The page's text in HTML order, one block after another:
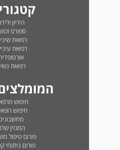
היריון
ספורט
רפואת
רפואת
רפואת
חיפוש
חיפוש
המגזין
פורום טיפול
פורום ניתוחי